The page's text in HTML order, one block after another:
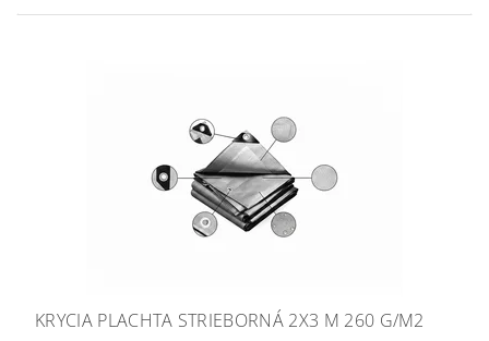
KRYCIA PLACHTA STRIEBORNÁ 2X3 M 260 G/M2